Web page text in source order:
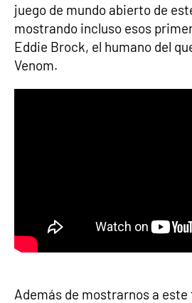
juego de mundo abierto de
mostrando incluso esos
Eddie Brock, el humano del
Venom.
Además de mostrarnos a